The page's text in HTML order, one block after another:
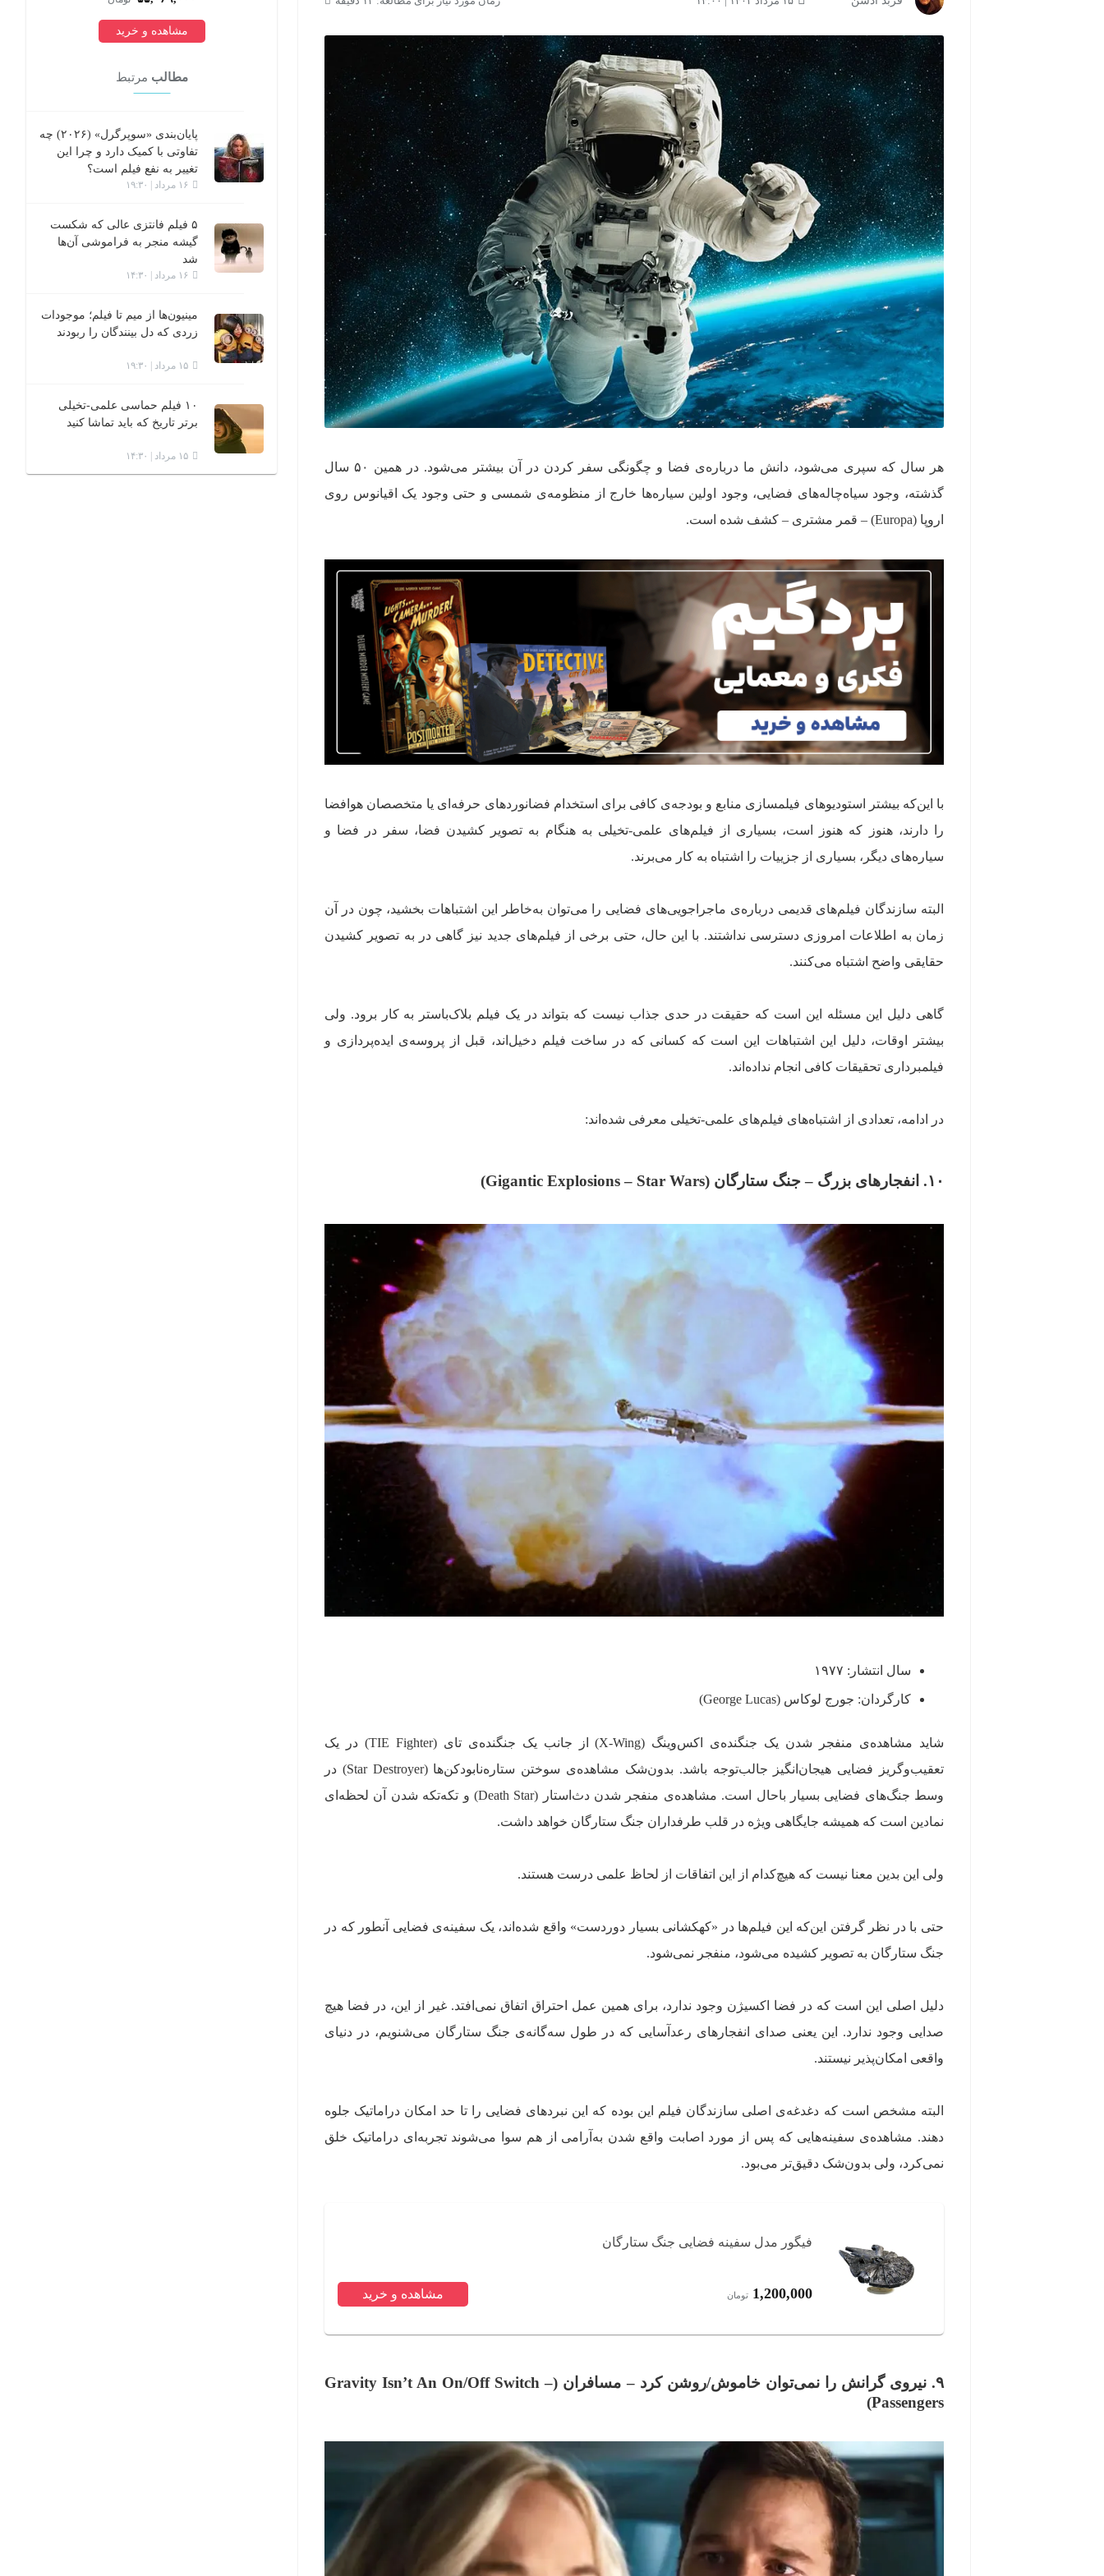
هر سال که سپری می‌شود، دانش ما درباره‌ی فضا و چگونگی سفر کردن در آن بیشتر می‌شود. در همین ۵۰ سال
گذشته، وجود سیاه‌چاله‌های فضایی، وجود اولین سیاره‌ها خارج از منظومه‌ی شمسی و حتی وجود یک اقیانوس روی
اروپا (Europa) – قمر مشتری – کشف شده است.
با این‌که بیشتر استودیوهای فیلمسازی منابع و بودجه‌ی کافی برای استخدام فضانوردهای حرفه‌ای یا متخصصان هوافضا
را دارند، هنوز که هنوز است، بسیاری از فیلم‌های علمی-تخیلی به هنگام به تصویر کشیدن فضا، سفر در فضا و
سیاره‌های دیگر، بسیاری از جزییات را اشتباه به کار می‌برند.
البته سازندگان فیلم‌های قدیمی درباره‌ی ماجراجویی‌های فضایی را می‌توان به‌خاطر این اشتباهات بخشید، چون در آن
زمان به اطلاعات امروزی دسترسی نداشتند. با این حال، حتی برخی از فیلم‌های جدید نیز گاهی در به تصویر کشیدن
حقایقی واضح اشتباه می‌کنند.
گاهی دلیل این مسئله این است که حقیقت در حدی جذاب نیست که بتواند در یک فیلم بلاک‌باستر به کار برود. ولی
بیشتر اوقات، دلیل این اشتباهات این است که کسانی که در ساخت فیلم دخیل‌اند، قبل از پروسه‌ی ایده‌پردازی و
فیلمبرداری تحقیقات کافی انجام نداده‌اند.
در ادامه، تعدادی از اشتباه‌های فیلم‌های علمی-تخیلی معرفی شده‌اند:
۱۰. انفجارهای بزرگ –جنگ ستارگان (Gigantic Explosions – Star Wars
)
سال انتشار: ۱۹۷۷
کارگردان: جورج لوکاس (George Lucas)
شاید مشاهده‌ی منفجر شدن یک جنگنده‌ی اکس‌وینگ (X-Wing) از جانب یک جنگنده‌ی تای (TIE Fighter) در یک
تعقیب‌وگریز فضایی هیجان‌انگیز جالب‌توجه باشد. بدون‌شک مشاهده‌ی سوختن ستاره‌نابودکن‌ها (Star Destroyer) در
وسط جنگ‌های فضایی بسیار باحال است. مشاهده‌ی منفجر شدن دث‌استار (Death Star) و تکه‌تکه شدن آن لحظه‌ای
نمادین است که همیشه جایگاهی ویژه در قلب طرفداران جنگ ستارگان خواهد داشت.
ولی این بدین معنا نیست که هیچ‌کدام از این اتفاقات از لحاظ علمی درست هستند.
حتی با در نظر گرفتن این‌که این فیلم‌ها در «کهکشانی بسیار دوردست» واقع شده‌اند، یک سفینه‌ی فضایی آنطور که در
جنگ ستارگان به تصویر کشیده می‌شود، منفجر نمی‌شود.
دلیل اصلی این است که در فضا اکسیژن وجود ندارد، برای همین عمل احتراق اتفاق نمی‌افتد. غیر از این، در فضا هیچ
صدایی وجود ندارد. این یعنی صدای انفجارهای رعدآسایی که در طول سه‌گانه‌ی جنگ ستارگان می‌شنویم، در دنیای
واقعی امکان‌پذیر نیستند.
البته مشخص است که دغدغه‌ی اصلی سازندگان فیلم این بوده که این نبردهای فضایی را تا حد امکان دراماتیک جلوه
دهند. مشاهده‌ی سفینه‌هایی که پس از مورد اصابت واقع شدن به‌آرامی از هم سوا می‌شوند تجربه‌ای دراماتیک خلق
نمی‌کرد، ولی بدون‌شک دقیق‌تر می‌بود.
فیگور مدل سفینه فضایی جنگ ستارگان
1,200,000 تومان مشاهده و خرید
۹. نیروی گرانش را نمی‌توان خاموش/روشن کرد –مسافران (Gravity Isn’t An On/Off Switch –
Passengers
)
مطالب مرتبط
پایان‌بندی «سوپرگرل» (۲۰۲۶) چه
تفاوتی با کمیک دارد و چرا این
تغییر به نفع فیلم است؟
۱۶ مرداد | ۱۹:۳۰
۵ فیلم فانتزی عالی که شکست
گیشه منجر به فراموشی آن‌ها
شد
۱۶ مرداد | ۱۴:۳۰
مینیون‌ها از میم تا فیلم؛ موجودات
زردی که دل بینندگان را ربودند
۱۵ مرداد | ۱۹:۳۰
۱۰ فیلم حماسی علمی-تخیلی
برتر تاریخ که باید تماشا کنید
۱۵ مرداد | ۱۴:۳۰